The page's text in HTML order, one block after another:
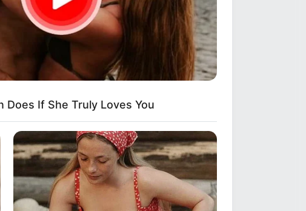
Does If She Truly Loves You